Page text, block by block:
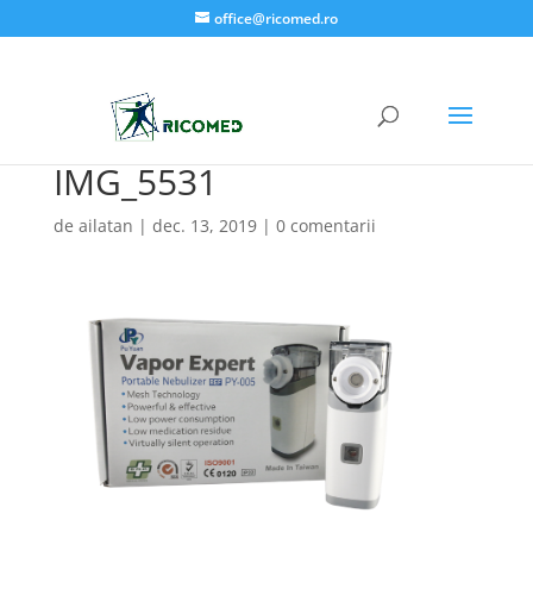
office@ricomed.ro
IMG_5531
de ailatan | dec. 13, 2019| 0 comentarii